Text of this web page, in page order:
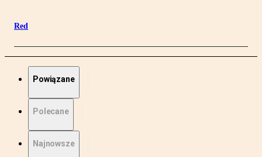
Red
Powiązane
Polecane
Najnowsze